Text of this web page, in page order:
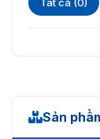
Sản